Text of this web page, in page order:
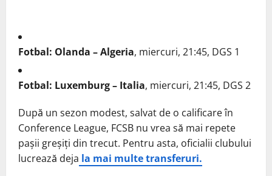
Fotbal: Olanda – Algeria, miercuri, 21:45, DGS 1
Fotbal: Luxemburg – Italia, miercuri, 21:45, DGS 2
După un sezon modest, salvat de o calificare în
Conference League, FCSB nu vrea să mai repete
pașii greșiți din trecut. Pentru asta, oficialii clubului
lucrează deja la mai multe transferuri.